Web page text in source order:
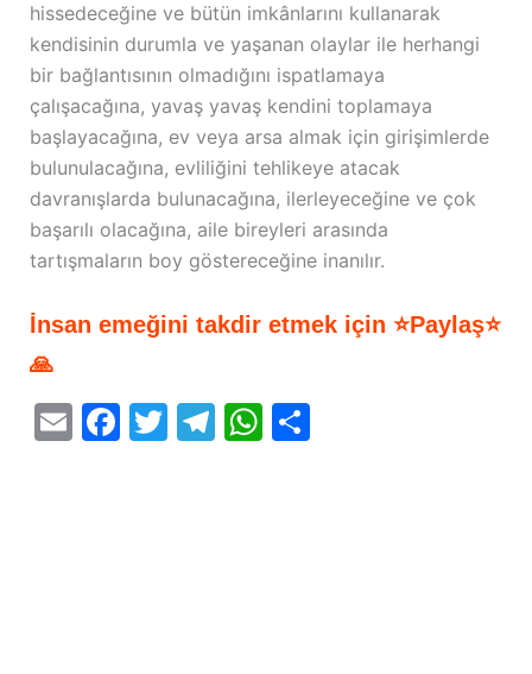
hissedeceğine ve bütün imkânlarını kullanarak
kendisinin durumla ve yaşanan olaylar ile herhangi
bir bağlantısının olmadığını ispatlamaya
çalışacağına, yavaş yavaş kendini toplamaya
başlayacağına, ev veya arsa almak için girişimlerde
bulunulacağına, evliliğini tehlikeye atacak
davranışlarda bulunacağına, ilerleyeceğine ve çok
başarılı olacağına, aile bireyleri arasında
tartışmaların boy göstereceğine inanılır.
İnsan emeğini takdir etmek için ⭐Paylaş⭐
🙏
E F T T W S